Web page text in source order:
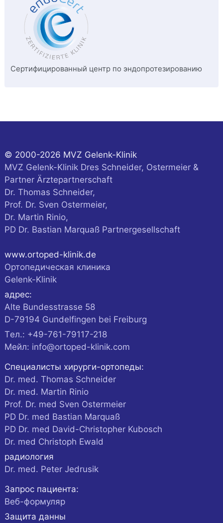
Сертифицированный центр по эндопротезированию
© 2000-2026 MVZ Gelenk-Klinik
MVZ Gelenk-Klinik Dres Schneider, Ostermeier &
Partner Ärztepartnerschaft
Dr. Thomas Schneider,
Prof. Dr. Sven Ostermeier,
Dr. Martin Rinio,
PD Dr. Bastian Marquaß Partnergesellschaft
www.ortoped-klinik.de
Ортопедическая клиника
Gelenk-Klinik
адрес:
Alte Bundesstrasse 58
D-79194 Gundelfingen bei Freiburg
Tел.: +49-761-79117-218
Мейл: info@ortoped-klinik.com
Специалисты хирурги-ортопеды:
Dr. med. Thomas Schneider
Dr. med. Martin Rinio
Prof. Dr. med Sven Ostermeier
PD Dr. med Bastian Marquaß
PD Dr. med David-Christopher Kubosch
Dr. med Christoph Ewald
радиология
Dr. med. Peter Jedrusik
Запрос пациента:
Веб-формуляр
Защита данны